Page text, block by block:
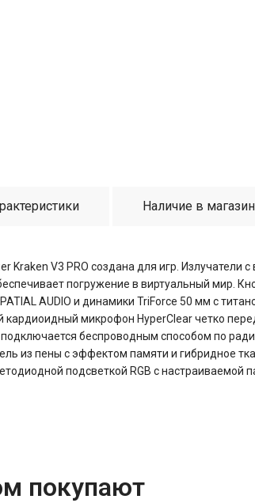
Наличие в
Kraken V3 PRO создана для игр.
погружение в виртуальный мир.
AUDIO и динамики TriForce 50 мм с
микрофон HyperСlear четко
подключается беспроводным способом по
из пены с эффектом памяти и гибридное
подсветкой RGB с настраиваемой
покупают